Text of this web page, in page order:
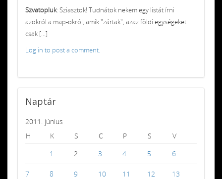
Szvatopluk: Sziasztok! Tudnátok nekem egy listát írni
azokról a map-okról, amik "zártak", azaz földi egységeket
csak [...]
Log in to post a comment.
Naptár
2011. június
H
K S C P S
V
1
2 3 4 5 6
7 8 9 10 11 12 13